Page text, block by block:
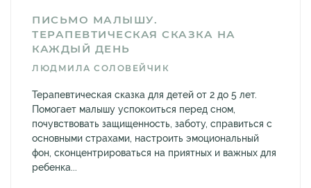
ПИСЬМО МАЛЫШУ.
ТЕРАПЕВТИЧЕСКАЯ СКАЗКА НА
КАЖДЫЙ ДЕНЬ
ЛЮДМИЛА СОЛОВЕЙЧИК
Терапевтическая сказка для детей от 2 до 5 лет.
Помогает малышу успокоиться перед сном,
почувствовать защищенность, заботу, справиться с
основными страхами, настроить эмоциональный
фон, сконцентрироваться на приятных и важных для
ребенка...